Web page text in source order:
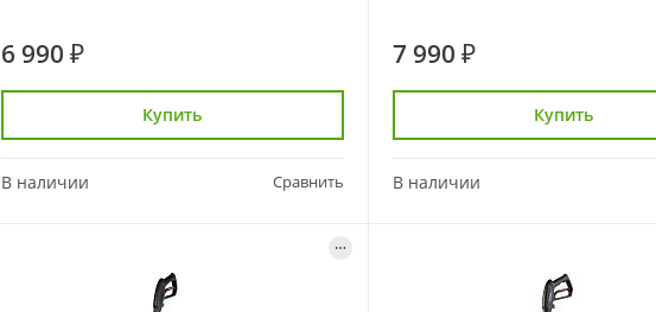
6 990 ₽
Купить
В наличии Сравнить
7 990 ₽
Купить
В наличии